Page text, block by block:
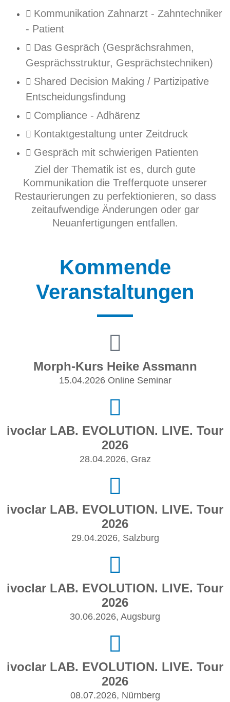
Kommunikation Zahnarzt - Zahntechniker
- Patient
Das Gespräch (Gesprächsrahmen,
Gesprächsstruktur, Gesprächstechniken)
Shared Decision Making / Partizipative
Entscheidungsfindung
Compliance - Adhärenz
Kontaktgestaltung unter Zeitdruck
Gespräch mit schwierigen Patienten
Ziel der Thematik ist es, durch gute
Kommunikation die Trefferquote unserer
Restaurierungen zu perfektionieren, so dass
zeitaufwendige Änderungen oder gar
Neuanfertigungen entfallen.
Kommende
Veranstaltungen
Morph-Kurs Heike Assmann
15.04.2026 Online Seminar
ivoclar LAB. EVOLUTION. LIVE. Tour
2026
28.04.2026, Graz
ivoclar LAB. EVOLUTION. LIVE. Tour
2026
29.04.2026, Salzburg
ivoclar LAB. EVOLUTION. LIVE. Tour
2026
30.06.2026, Augsburg
ivoclar LAB. EVOLUTION. LIVE. Tour
2026
08.07.2026, Nürnberg